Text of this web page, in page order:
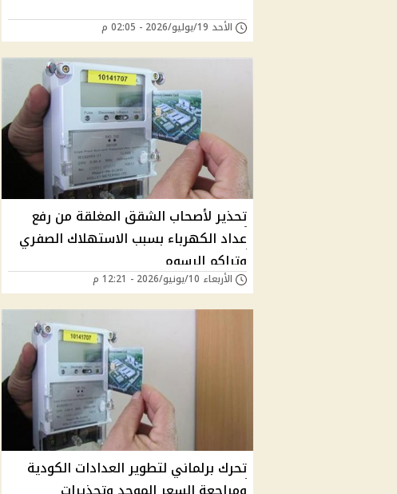
الأحد 19/يوليو/2026 - 02:05 م
تحذير لأصحاب الشقق المغلقة من رفع
عداد الكهرباء بسبب الاستهلاك الصفري
وتراكم الرسوم
الأربعاء 10/يونيو/2026 - 12:21 م
تحرك برلماني لتطوير العدادات الكودية